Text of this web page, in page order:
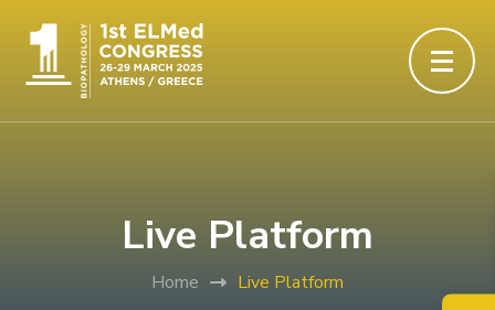
Live Platform
Home Live Platform